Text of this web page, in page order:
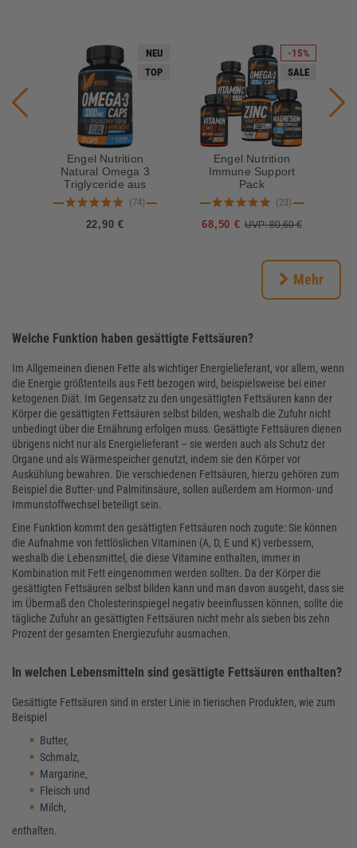
NEU
TOP
Engel Nutrition
Natural Omega 3
Triglyceride aus
Wildfang - 120
Kapseln
(74)
22,90 €
-15%
SALE
Engel Nutrition
Immune Support
Pack
(23)
68,50 € UVP: 80,60 €
Mehr
Welche Funktion haben gesättigte Fettsäuren?
Im Allgemeinen dienen Fette als wichtiger Energielieferant, vor allem, wenn
die Energie größtenteils aus Fett bezogen wird, beispielsweise bei einer
ketogenen Diät. Im Gegensatz zu den ungesättigten Fettsäuren kann der
Körper die gesättigten Fettsäuren selbst bilden, weshalb die Zufuhr nicht
unbedingt über die Ernährung erfolgen muss. Gesättigte Fettsäuren dienen
übrigens nicht nur als Energielieferant – sie werden auch als Schutz der
Organe und als Wärmespeicher genutzt, indem sie den Körper vor
Auskühlung bewahren. Die verschiedenen Fettsäuren, hierzu gehören zum
Beispiel die Butter- und Palmitinsäure, sollen außerdem am Hormon- und
Immunstoffwechsel beteiligt sein.
Eine Funktion kommt den gesättigten Fettsäuren noch zugute: Sie können
die Aufnahme von fettlöslichen Vitaminen (A, D, E und K) verbessern,
weshalb die Lebensmittel, die diese Vitamine enthalten, immer in
Kombination mit Fett eingenommen werden sollten. Da der Körper die
gesättigten Fettsäuren selbst bilden kann und man davon ausgeht, dass sie
im Übermaß den Cholesterinspiegel negativ beeinflussen können, sollte die
tägliche Zufuhr an gesättigten Fettsäuren nicht mehr als sieben bis zehn
Prozent der gesamten Energiezufuhr ausmachen.
In welchen Lebensmitteln sind gesättigte Fettsäuren enthalten?
Gesättigte Fettsäuren sind in erster Linie in tierischen Produkten, wie zum
Beispiel
Butter,
Schmalz,
Margarine,
Fleisch und
Milch,
enthalten.